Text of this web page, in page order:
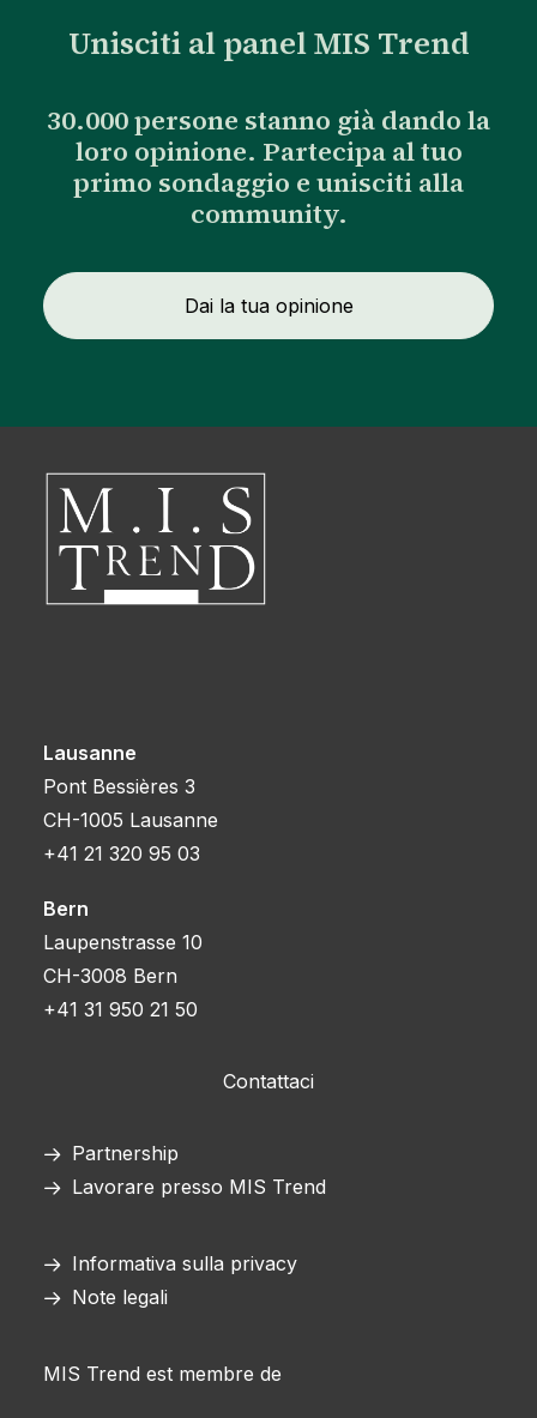
Unisciti al panel MIS Trend
30.000 persone stanno già dando la
loro opinione. Partecipa al tuo
primo sondaggio e unisciti alla
community.
Dai la tua opinione
Lausanne
Pont Bessières 3
CH-1005 Lausanne
+41 21 320 95 03
Bern
Laupenstrasse 10
CH-3008 Bern
+41 31 950 21 50
Contattaci
Partnership
Lavorare presso MIS Trend
Informativa sulla privacy
Note legali
MIS Trend est membre de